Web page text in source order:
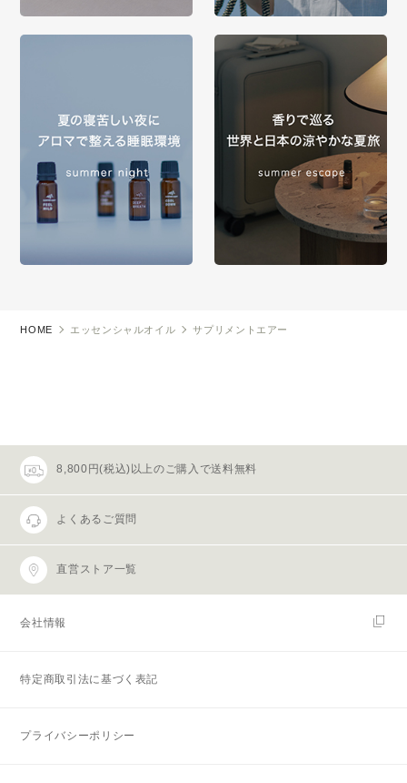
HOME エッセンシャルオイル サプリメントエアー
8,800円(税込)以上のご購入で送料無料
よくあるご質問
直営ストア一覧
会社情報
特定商取引法に基づく表記
プライバシーポリシー